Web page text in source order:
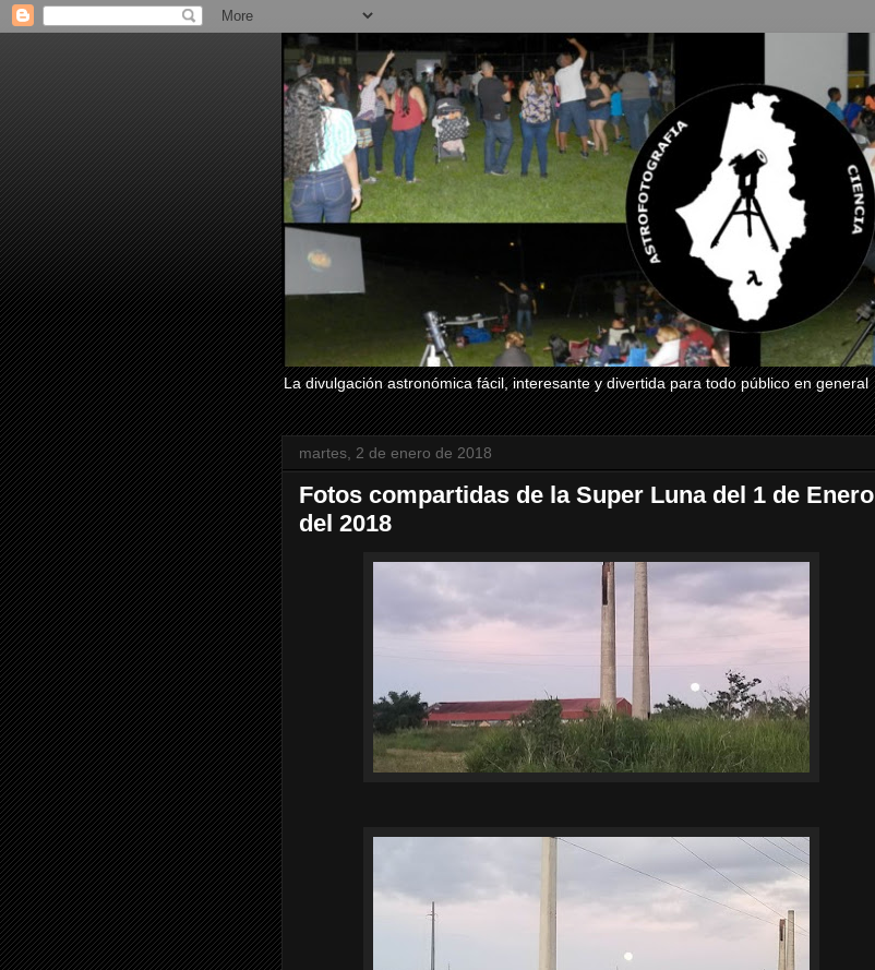
La divulgación astronómica fácil, interesante y divertida para todo público en general
martes, 2 de enero de 2018
Fotos compartidas de la Super Luna del 1 de Enero
del 2018